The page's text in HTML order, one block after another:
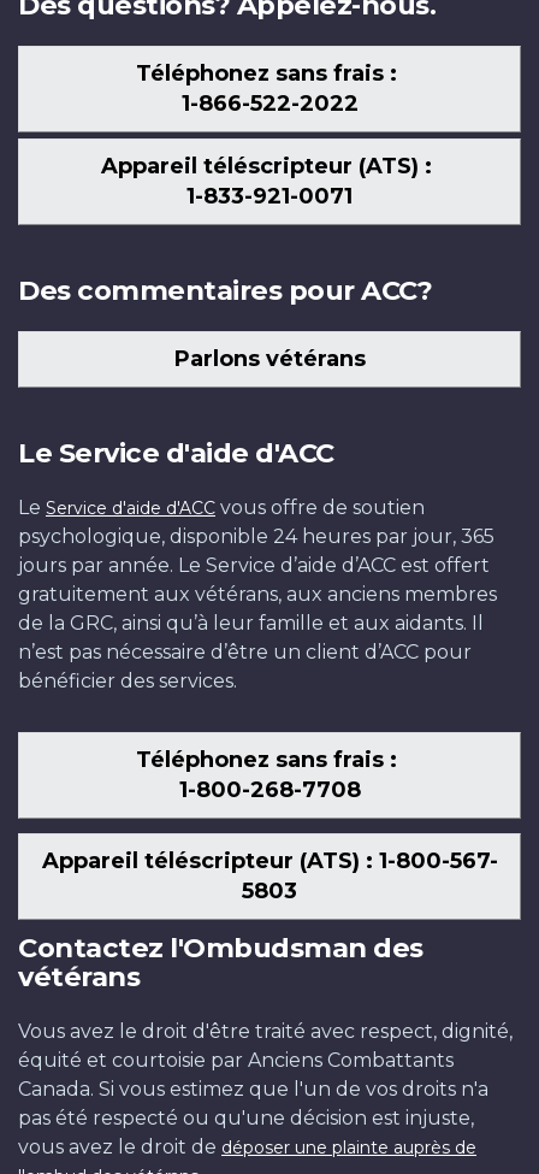
Téléphonez sans frais :
1-866-522-2022
Appareil téléscripteur (ATS) :
1-833-921-0071
Des commentaires pour ACC?
Parlons vétérans
Le Service d'aide d'ACC
Le Service d'aide d'ACC vous offre de soutien
psychologique, disponible 24 heures par jour, 365
jours par année. Le Service d’aide d’ACC est offert
gratuitement aux vétérans, aux anciens membres
de la GRC, ainsi qu’à leur famille et aux aidants. Il
n’est pas nécessaire d’être un client d’ACC pour
bénéficier des services.
Téléphonez sans frais :
1-800-268-7708
Appareil téléscripteur (ATS) : 1-800-567-
5803
Contactez l'Ombudsman des
vétérans
Vous avez le droit d'être traité avec respect, dignité,
équité et courtoisie par Anciens Combattants
Canada. Si vous estimez que l'un de vos droits n'a
pas été respecté ou qu'une décision est injuste,
vous avez le droit de déposer une plainte auprès de